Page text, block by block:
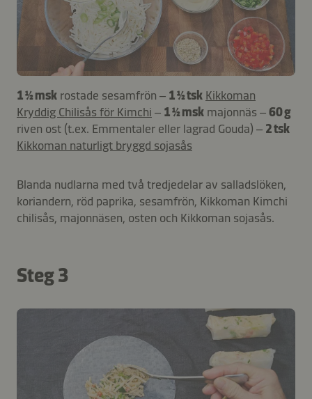
1 ½ msk rostade sesamfrön – 1 ½ tsk Kikkoman
Kryddig Chilisås för Kimchi – 1 ½ msk majonnäs –60 g
riven ost (t.ex. Emmentaler eller lagrad Gouda) – 2 tsk
Kikkoman naturligt bryggd sojasås
Blanda nudlarna med två tredjedelar av salladslöken,
koriandern, röd paprika, sesamfrön, Kikkoman Kimchi
chilisås, majonnäsen, osten och Kikkoman sojasås.
Steg 3